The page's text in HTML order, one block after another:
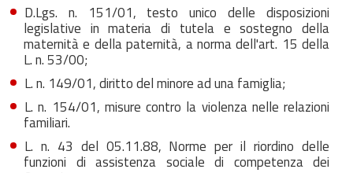
D.Lgs. n. 151/01, testo unico delle disposizioni
legislative in materia di tutela e sostegno della
maternità e della paternità, a norma dell'art. 15 della
L. n. 53/00;
L. n. 149/01, diritto del minore ad una famiglia;
L. n. 154/01, misure contro la violenza nelle relazioni
familiari.
L. n. 43 del 05.11.88, Norme per il riordino delle
funzioni di assistenza sociale di competenza dei